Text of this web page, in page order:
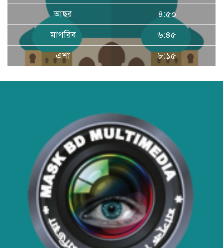
হাসপাতাল ও ক্লিনিকে রোগীর অপেক্ষার
সময় কমাতে স্বাস্থ্যসেবা চেইন:
বাংলাদেশের প্রেক্ষাপটে একটি বাস্তবসম্মত
সমাধান
বাংলাদেশের টিকা নিরাপত্তা ও স্বাস্থ্য
সার্বভৌমত্ব: এখনই দেশীয় ভ্যাকসিন
আবারো ডিএনসি নোয়াখালী কর্তৃক
বিপুল পরিমান ইয়াবা ও গাঁজা উদ্ধার
ডিএনসি নোয়াখালী কর্তৃক বিপুল পরিমান
ইয়াবা উদ্ধার
ডিএনসি যশোর কর্তৃক ৩০ হাজার পিস
ইয়াবা উদ্ধার
আছর
৪:৫০
মাগরিব
৬:৪৫
এশা
৮:১৫